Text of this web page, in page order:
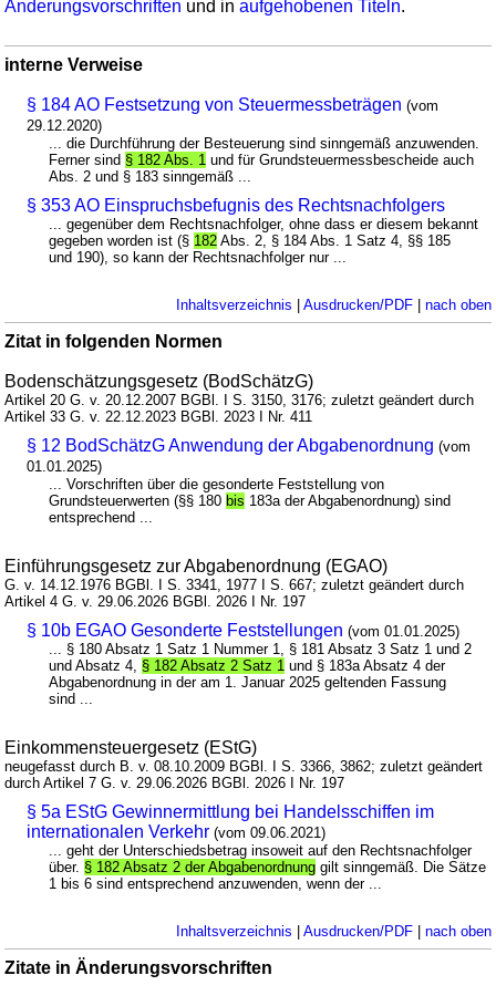
Änderungsvorschriften und inaufgehobenen Titeln.
interne Verweise
§ 184 AO Festsetzung von Steuermessbeträgen (vom
29.12.2020)
... die Durchführung der Besteuerung sind sinngemäß anzuwenden.
Ferner sind § 182 Abs. 1 und für Grundsteuermessbescheide auch
Abs. 2 und § 183 sinngemäß ...
§ 353 AO Einspruchsbefugnis des Rechtsnachfolgers
... gegenüber dem Rechtsnachfolger, ohne dass er diesem bekannt
gegeben worden ist (§ 182 Abs. 2, § 184 Abs. 1 Satz 4, §§ 185
und 190), so kann der Rechtsnachfolger nur ...
Inhaltsverzeichnis | Ausdrucken/PDF| nach oben
Zitat in folgenden Normen
Bodenschätzungsgesetz (BodSchätzG)
Artikel 20 G. v. 20.12.2007 BGBl. I S. 3150, 3176; zuletzt geändert durch
Artikel 33 G. v. 22.12.2023 BGBl. 2023 I Nr. 411
§ 12 BodSchätzG Anwendung der Abgabenordnung (vom
01.01.2025)
... Vorschriften über die gesonderte Feststellung von
Grundsteuerwerten (§§ 180bis 183a der Abgabenordnung) sind
entsprechend ...
Einführungsgesetz zur Abgabenordnung (EGAO)
G. v. 14.12.1976 BGBl. I S. 3341, 1977 I S. 667; zuletzt geändert durch
Artikel 4 G. v. 29.06.2026 BGBl. 2026 I Nr. 197
§ 10b EGAO Gesonderte Feststellungen (vom 01.01.2025)
... § 180 Absatz 1 Satz 1 Nummer 1, § 181 Absatz 3 Satz 1 und 2
und Absatz 4, § 182 Absatz 2 Satz 1 und § 183a Absatz 4 der
Abgabenordnung in der am 1. Januar 2025 geltenden Fassung
sind ...
Einkommensteuergesetz (EStG)
neugefasst durch B. v. 08.10.2009 BGBl. I S. 3366, 3862; zuletzt geändert
durch Artikel 7 G. v. 29.06.2026 BGBl. 2026 I Nr. 197
§ 5a EStG Gewinnermittlung bei Handelsschiffen im
internationalen Verkehr (vom 09.06.2021)
... geht der Unterschiedsbetrag insoweit auf den Rechtsnachfolger
über. § 182 Absatz 2 der Abgabenordnung gilt sinngemäß. Die Sätze
1 bis 6 sind entsprechend anzuwenden, wenn der ...
Inhaltsverzeichnis | Ausdrucken/PDF| nach oben
Zitate in Änderungsvorschriften